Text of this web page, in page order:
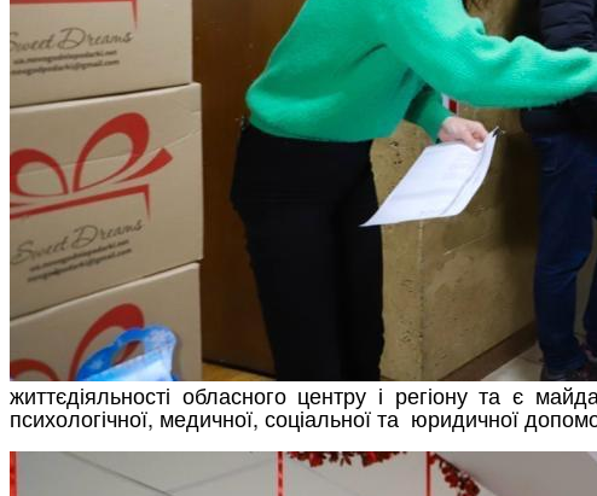
життєдіяльності обласного центру і регіону та є
психологічної, медичної, соціальної та юридичної